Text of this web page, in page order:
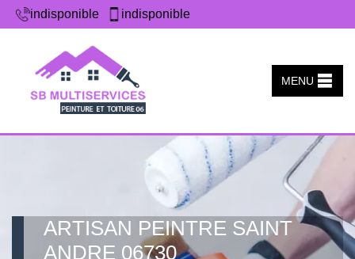
indisponible indisponible
MENU
ARTISAN PEINTRE SAINT
ANDRE 06730